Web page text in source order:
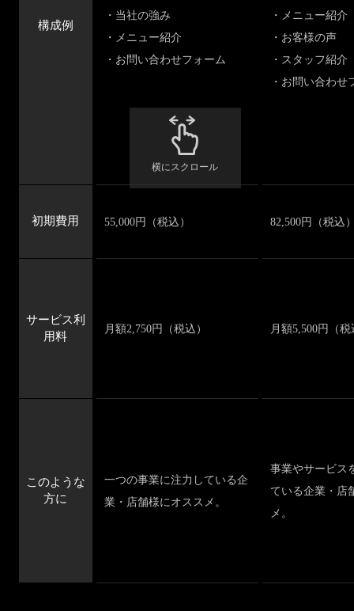
構成例
・当社の強み
・メニュー紹介
・お問い合わせフォーム
・メニュー紹介
・お客様の声
・スタッフ紹介
・お問い合わせ
初期費用 55,000円（税込） 82,500円（税込
サービス利
用料
月額2,750円（税込） 月額5,500円（
このような
方に
一つの事業に注力している企
業・店舗様にオススメ。
事業やサービス
ている企業・店
メ。
横にスクロール